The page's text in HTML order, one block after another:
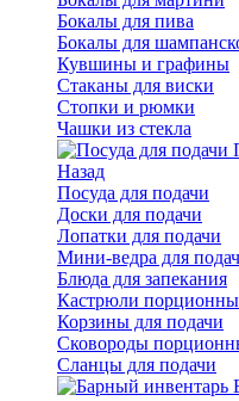
Бокалы для пива
Бокалы для
Кувшины и графины
Стаканы для виски
Стопки и рюмки
Чашки из стекла
Назад
Посуда для подачи
Доски для подачи
Лопатки для подачи
Мини-ведра для
Блюда для запекания
Кастрюли
Корзины для подачи
Сковороды
Сланцы для подачи